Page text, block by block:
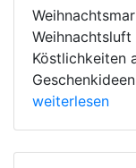
Köstlichkeiten
weiterlesen